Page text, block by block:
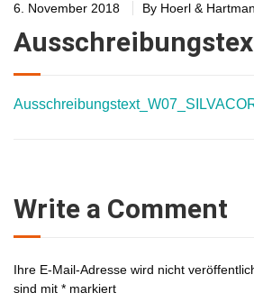
6. November 2018 By Hoerl &
Write a Comment
Ihre E-Mail-Adresse wird nicht
sind mit * markiert